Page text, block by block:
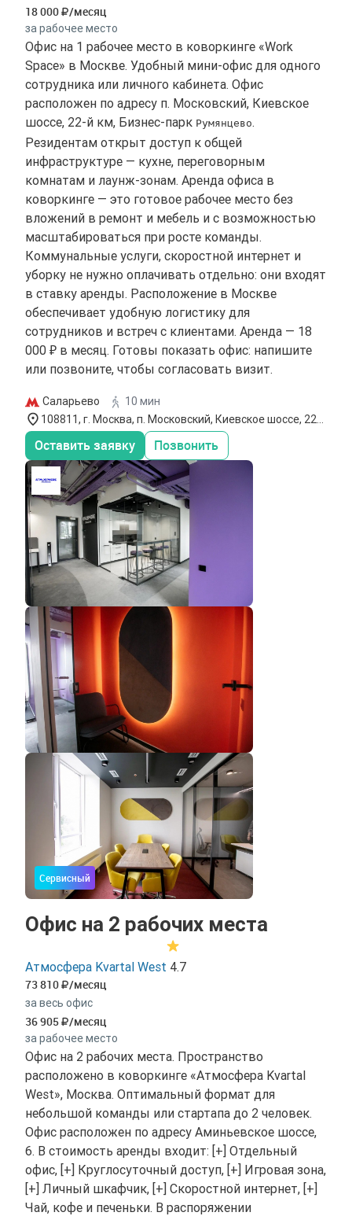
18 000 /месяц
за рабочее место
Офис на 1 рабочее место в коворкинге «Work
Space» в Москве. Удобный мини-офис для одного
сотрудника или личного кабинета. Офис
расположен по адресу п. Московский, Киевское
шоссе, 22-й км, Бизнес-парк Румянцево.
Резидентам открыт доступ к общей
инфраструктуре — кухне, переговорным
комнатам и лаунж-зонам. Аренда офиса в
коворкинге — это готовое рабочее место без
вложений в ремонт и мебель и с возможностью
масштабироваться при росте команды.
Коммунальные услуги, скоростной интернет и
уборку не нужно оплачивать отдельно: они входят
в ставку аренды. Расположение в Москве
обеспечивает удобную логистику для
сотрудников и встреч с клиентами. Аренда — 18
000 ₽ в месяц. Готовы показать офис: напишите
или позвоните, чтобы согласовать визит.
Саларьево
10 мин
108811, г. Москва, п. Московский, Киевское шоссе, 22-й
км, Бизнес-парк `Румянцево`
Оставить заявку Позвонить
Сервисный
Офис на 2 рабочих места
Атмосфера Kvartal West 4.7
73 810 /месяц
за весь офис
36 905 /месяц
за рабочее место
Офис на 2 рабочих места. Пространство
расположено в коворкинге «Атмосфера Kvartal
West», Москва. Оптимальный формат для
небольшой команды или стартапа до 2 человек.
Офис расположен по адресу Аминьевское шоссе,
6. В стоимость аренды входит: [+] Отдельный
офис, [+] Круглосуточный доступ, [+] Игровая зона,
[+] Личный шкафчик, [+] Скоростной интернет, [+]
Чай, кофе и печеньки. В распоряжении